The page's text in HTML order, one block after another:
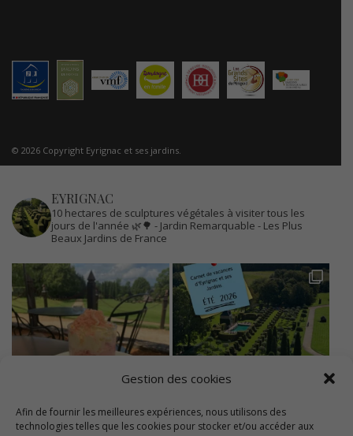
Gestion des cookies
Afin de fournir les meilleures expériences, nous utilisons des
technologies telles que les cookies pour stocker et/ou accéder aux
© 2026 Copyright Eyrignac et ses jardins.
EYRIGNAC
10 hectares de sculptures végétales à visiter tous les
jours de l'année 🌿🌳 - Jardin Remarquable - Les Plus
Beaux Jardins de France